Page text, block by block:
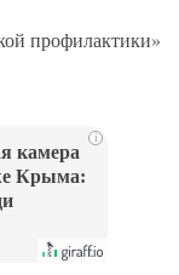
профилактики»
i
камера
Крыма: